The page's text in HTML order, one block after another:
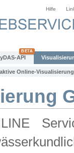
Hilfe
API
Online-Visualisierung